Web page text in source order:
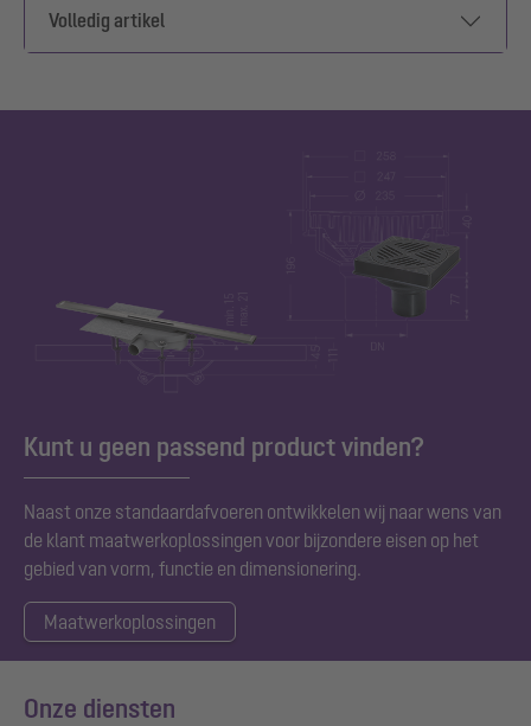
Volledig artikel
Kunt u geen passend product vinden?
Naast onze standaardafvoeren ontwikkelen wij naar wens van
de klant maatwerkoplossingen voor bijzondere eisen op het
gebied van vorm, functie en dimensionering.
Maatwerkoplossingen
Onze diensten